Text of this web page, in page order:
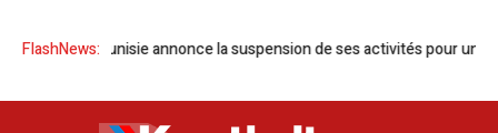
FlashNews:
OMCT Tunisie annonce la suspension de ses activités pour un mois